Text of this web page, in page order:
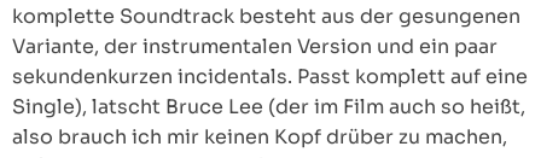
komplette Soundtrack besteht aus der gesungenen
Variante, der instrumentalen Version und ein paar
sekundenkurzen incidentals. Passt komplett auf eine
Single), latscht Bruce Lee (der im Film auch so heißt,
also brauch ich mir keinen Kopf drüber zu machen,